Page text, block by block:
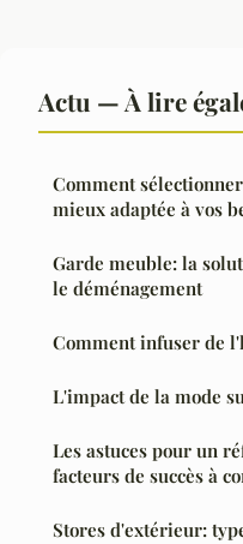
Actu — À lire
Comment
mieux adaptée à vos
Garde meuble: la
le déménagement
Comment infuser de
L'impact de la mode
Les astuces pour un
facteurs de succès à
Stores d'extérieur: